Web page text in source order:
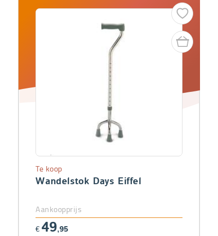
Wandelstok Days Eiffel
Te koop
Aankoopprijs
€ 49,95